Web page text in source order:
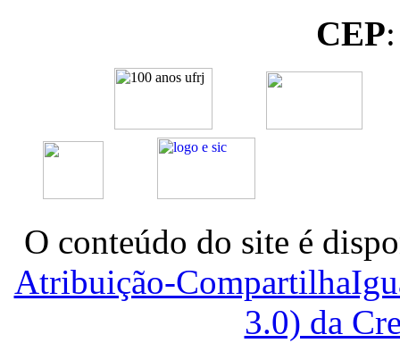
CEP
O conteúdo do site é
Atribuição-
3.0) da